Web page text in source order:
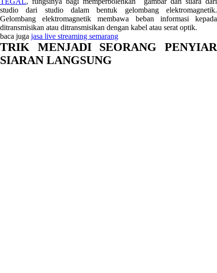
studio dari studio dalam bentuk gelombang elektromagnetik.
Gelombang elektromagnetik membawa beban informasi kepada
ditransmisikan atau ditransmisikan dengan kabel atau serat optik.
baca juga jasa live streaming semarang
TRIK MENJADI SEORANG PENYIAR
SIARAN LANGSUNG